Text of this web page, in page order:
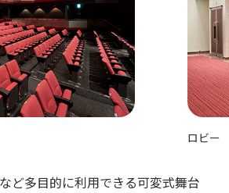
ロビー
ど多目的に利用できる可変式舞台